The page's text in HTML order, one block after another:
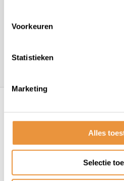
Voorkeuren
Statistieken
Marketing
Alles
Selectie
Algemene voorwaarden
Policy